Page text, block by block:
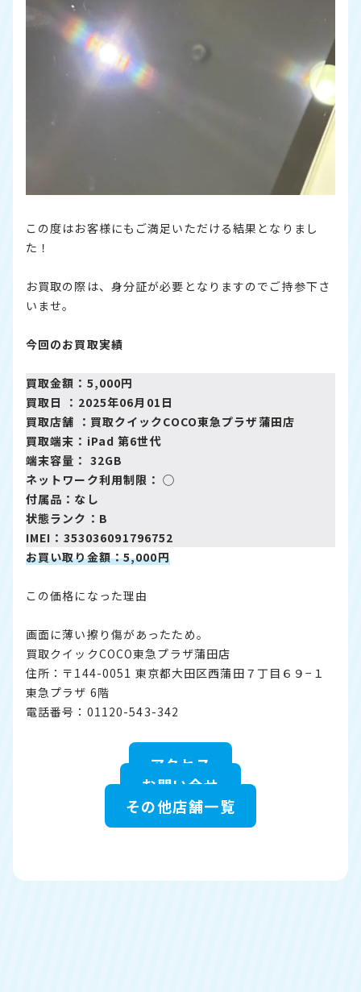
この度はお客様にもご満足いただける結果となりまし
た！
お買取の際は、身分証が必要となりますのでご持参下さ
いませ。
今回のお買取実績
買取金額：5,000円
買取日 ：2025年06月01日
買取店舗 ： 買取クイックCOCO東急プラザ蒲田店
買取端末：iPad 第6世代
端末容量： 32GB
ネットワーク利用制限： ◯
付属品：なし
状態ランク：B
IMEI：353036091796752
お買い取り金額：5,000円
この価格になった理由
画面に薄い擦り傷があったため。
買取クイックCOCO東急プラザ蒲田店
住所：〒144-0051 東京都大田区西蒲田７丁目６９−１
東急プラザ 6階
電話番号：01120-543-342
アクセス
お問い合せ
その他店舗一覧